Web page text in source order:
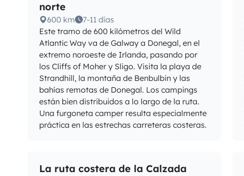
norte
600 km
7-11 días
Este tramo de 600 kilómetros del Wild
Atlantic Way va de Galway a Donegal, en el
extremo noroeste de Irlanda, pasando por
los Cliffs of Moher y Sligo. Visita la playa de
Strandhill, la montaña de Benbulbin y las
bahías remotas de Donegal. Los campings
están bien distribuidos a lo largo de la ruta.
Una furgoneta camper resulta especialmente
práctica en las estrechas carreteras costeras.
La ruta costera de la Calzada